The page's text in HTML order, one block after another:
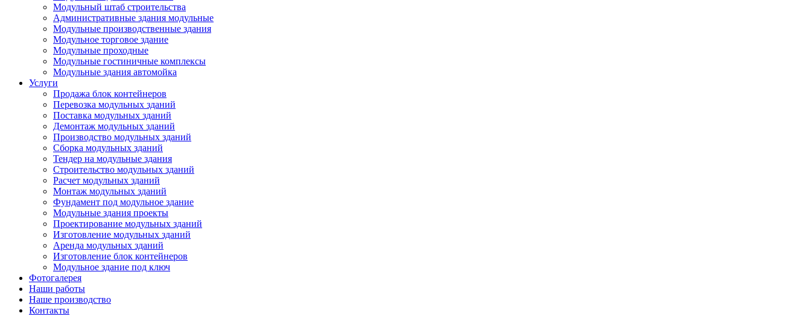
Модульный штаб строительства
Административные здания модульные
Модульные производственные здания
Модульное торговое здание
Модульные проходные
Модульные гостиничные комплексы
Модульные здания автомойка
Услуги
Продажа блок контейнеров
Перевозка модульных зданий
Поставка модульных зданий
Демонтаж модульных зданий
Производство модульных зданий
Сборка модульных зданий
Тендер на модульные здания
Строительство модульных зданий
Расчет модульных зданий
Монтаж модульных зданий
Фундамент под модульное здание
Модульные здания проекты
Проектирование модульных зданий
Изготовление модульных зданий
Аренда модульных зданий
Изготовление блок контейнеров
Модульное здание под ключ
Фотогалерея
Наши работы
Наше производство
Контакты